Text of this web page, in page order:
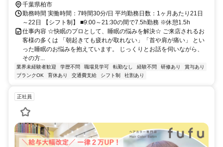
武野田線〔アーバンパークライン〕 増尾東口徒歩約47分
千葉県柏市
勤務時間 実働時間：7時間30分/日 平均勤務日数：1ヶ月あたり21日
～22日 【シフト制】 ■9:00～21:30の間で7.5h勤務 ※休憩1.5h
仕事内容 ☆快眠のプロとして、睡眠の悩みを解決☆ ご来店されるお
客様の多くは 「朝起きても疲れが取れない」「首や肩が痛い」 とい
った睡眠のお悩みを抱えています。 じっくりとお話を伺いながら、
その方...
業界未経験者歓迎 学歴不問 職場見学可 転勤なし 経験不問 研修あり
賞与あり
ブランクOK
育休あり 交通費支給 シフト制 社割あり
正社員